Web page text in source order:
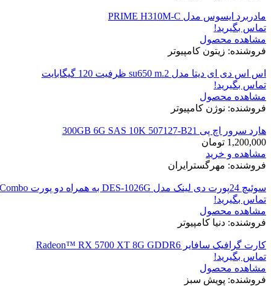
مادربرد ایسوس مدل PRIME H310M-C
تماس بگیرید!
مشاهده محصول
فروشنده: زیتون کامپیوتر
اس اس دی ای دیتا مدل su650 m.2 ظرفیت 120 گیگابایت
تماس بگیرید!
مشاهده محصول
فروشنده: نوژن کامپیوتر
هارد سرور اچ پی 300GB 6G SAS 10K 507127-B21
1,200,000 تومان
مشاهده و خرید
فروشنده: مهرگسترایران
سوئیچ 24پورت دی لینک مدل DES-1026G به همراه دو پورت Combo
تماس بگیرید!
مشاهده محصول
فروشنده: دنیا کامپیوتر
کارت گرافیک سافایر Radeon™ RX 5700 XT 8G GDDR6
تماس بگیرید!
مشاهده محصول
فروشنده: پویش سبز